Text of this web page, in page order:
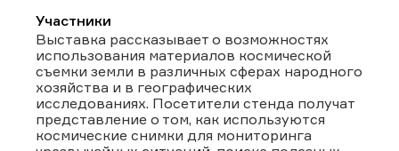
Участники
Выставка рассказывает о возможностях
использования материалов космической
съемки земли в различных сферах народного
хозяйства и в географических
исследованиях. Посетители стенда получат
представление о том, как используются
космические снимки для мониторинга